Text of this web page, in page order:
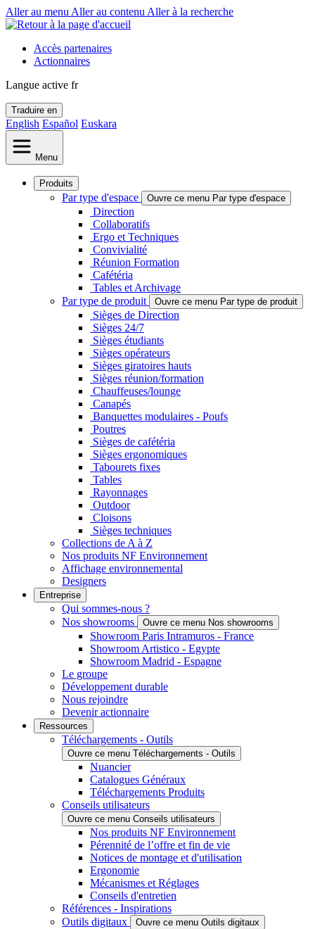
Aller au menu Aller au contenu Aller à la recherche
Accès partenaires
Actionnaires
Langue active fr
Traduire en
English Español Euskara
Menu
Produits
Par type d'espace Ouvre ce menu Par type d'espace
Direction
Collaboratifs
Ergo et Techniques
Convivialité
Réunion Formation
Cafétéria
Tables et Archivage
Par type de produit
Ouvre ce menu Par type de produit
Sièges de Direction
Sièges 24/7
Sièges étudiants
Sièges opérateurs
Sièges giratoires hauts
Sièges réunion/formation
Chauffeuses/lounge
Canapés
Banquettes modulaires - Poufs
Poutres
Sièges de cafétéria
Sièges ergonomiques
Tabourets fixes
Tables
Rayonnages
Outdoor
Cloisons
Sièges techniques
Collections de A à Z
Nos produits NF Environnement
Affichage environnemental
Designers
Entreprise
Qui sommes-nous ?
Nos showrooms
Ouvre ce menu Nos showrooms
Showroom Paris Intramuros - France
Showroom Artistico - Egypte
Showroom Madrid - Espagne
Le groupe
Développement durable
Nous rejoindre
Devenir actionnaire
Ressources
Téléchargements - Outils
Ouvre ce menu Téléchargements - Outils
Nuancier
Catalogues Généraux
Téléchargements Produits
Conseils utilisateurs
Ouvre ce menu Conseils utilisateurs
Nos produits NF Environnement
Pérennité de l’offre et fin de vie
Notices de montage et d'utilisation
Ergonomie
Mécanismes et Réglages
Conseils d'entretien
Références - Inspirations
Outils digitaux
Ouvre ce menu Outils digitaux